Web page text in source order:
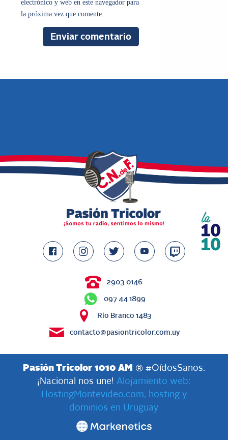
electrónico y web en este navegador para
la próxima vez que comente.
2903 0146
097 44 1899
Río Branco 1483
contacto@pasiontricolor.com.uy
Pasión Tricolor 1010 AM
® #OídosSanos.
¡Nacional nos une! Alojamiento web:
HostingMontevideo.com, hosting y
dominios en Uruguay